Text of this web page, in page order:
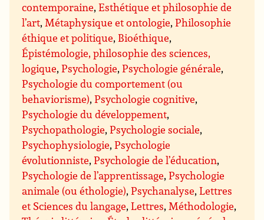
contemporaine,Esthétique et philosophie de
l’art, Métaphysique et ontologie,Philosophie
éthique et politique, Bioéthique,
Épistémologie, philosophie des sciences,
logique,Psychologie,Psychologie générale,
Psychologie du comportement (ou
behaviorisme),Psychologie cognitive,
Psychologie du développement,
Psychopathologie,Psychologie sociale,
Psychophysiologie,Psychologie
évolutionniste,Psychologie de l’éducation,
Psychologie de l’apprentissage,Psychologie
animale (ou éthologie),Psychanalyse,Lettres
et Sciences du langage,Lettres, Méthodologie,